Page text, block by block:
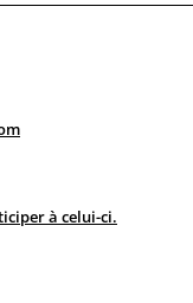
à celui-ci.